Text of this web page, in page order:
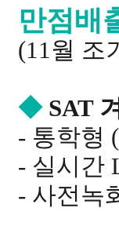
만점배
(11월 조
◆SAT
- 통학형
- 실시간
- 사전녹